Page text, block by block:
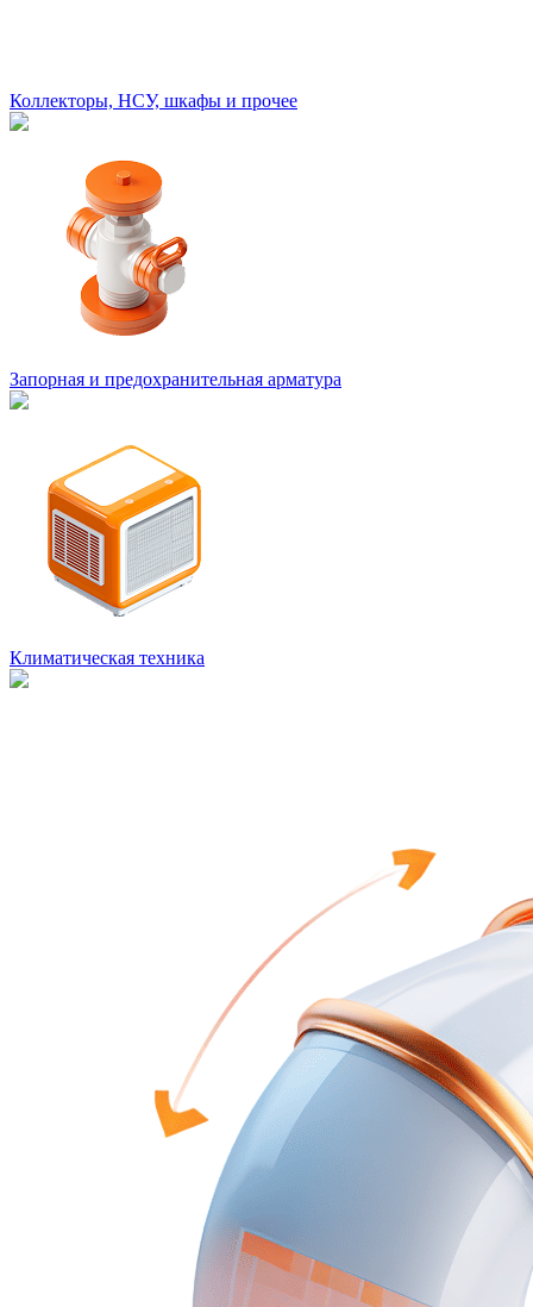
Коллекторы, НСУ, шкафы и прочее
Запорная и предохранительная арматура
Климатическая техника